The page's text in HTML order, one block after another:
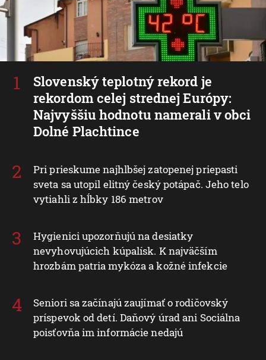
Slovenský teplotný rekord je
rekordom celej strednej Európy:
Najvyššiu hodnotu namerali v obci
Dolné Plachtince
Pri prieskume najhlbšej zatopenej priepasti
sveta sa utopil elitný český potápač. Jeho telo
vytiahli z hĺbky 186 metrov
Hygienici upozorňujú na desiatky
nevyhovujúcich kúpalísk. K najväčším
hrozbám patria mykóza a kožné infekcie
Seniori sa začínajú zaujímať o rodičovský
príspevok od detí. Daňový úrad ani Sociálna
poisťovňa im informácie nedajú